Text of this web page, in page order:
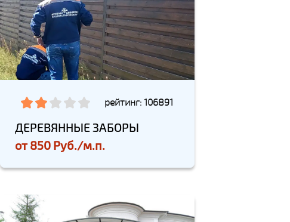
рейтинг: 106891
ДЕРЕВЯННЫЕ ЗАБОРЫ
от850 Руб./м.п.